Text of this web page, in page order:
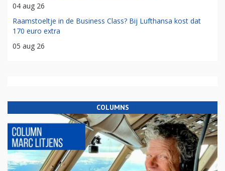
04 aug 26
Raamstoeltje in de Business Class? Bij Lufthansa kost dat
170 euro extra
05 aug 26
COLUMNS